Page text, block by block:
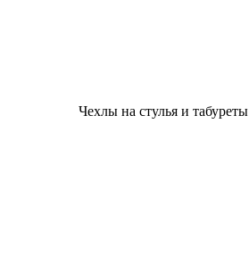
Чехлы на стулья и табуреты